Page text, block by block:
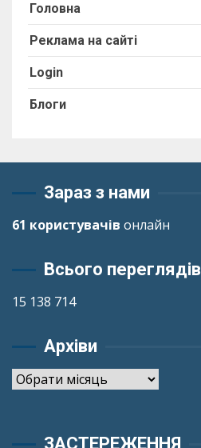
Головна
Реклама на сайті
Login
Блоги
Зараз з нами
61 користувачів онлайн
Всього переглядів
15 138 714
Архіви
Архіви
ЗАСТЕРЕЖЕННЯ